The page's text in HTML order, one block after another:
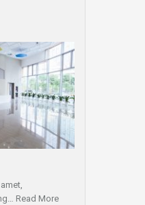
Read More